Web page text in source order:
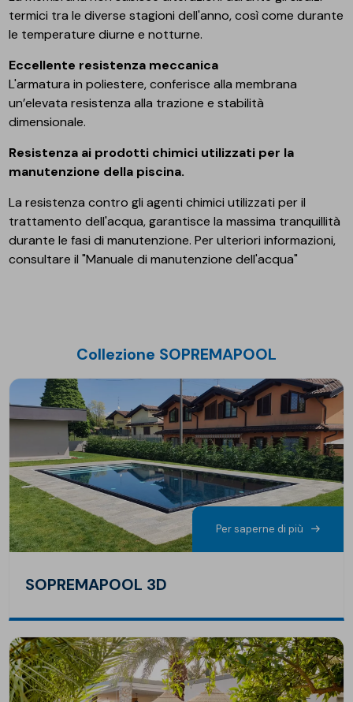
termici tra le diverse stagioni dell'anno, così come durante
le temperature diurne e notturne.
Eccellente resistenza meccanica
L'armatura in poliestere, conferisce alla membrana
un’elevata resistenza alla trazione e stabilità
dimensionale.
Resistenza ai prodotti chimici utilizzati per la
manutenzione della piscina.
La resistenza contro gli agenti chimici utilizzati per il
trattamento dell'acqua, garantisce la massima tranquillità
durante le fasi di manutenzione. Per ulteriori informazioni,
consultare il "Manuale di manutenzione dell'acqua"
Collezione SOPREMAPOOL
Per saperne di più
SOPREMAPOOL 3D